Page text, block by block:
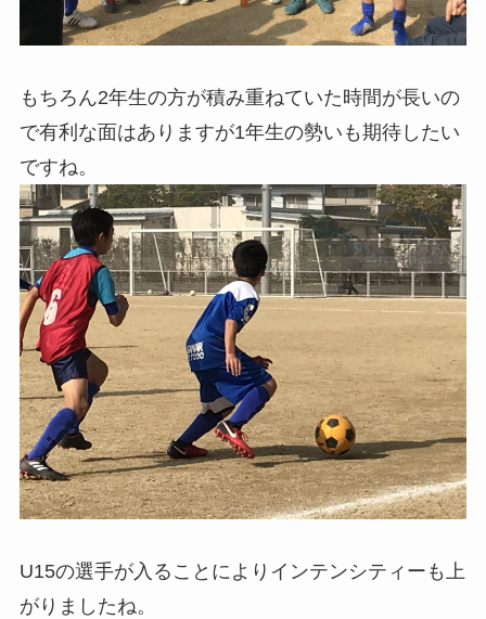
もちろん2年生の方が積み重ねていた時間が長いの
で有利な面はありますが1年生の勢いも期待したい
ですね。
U15の選手が入ることによりインテンシティーも上
がりましたね。